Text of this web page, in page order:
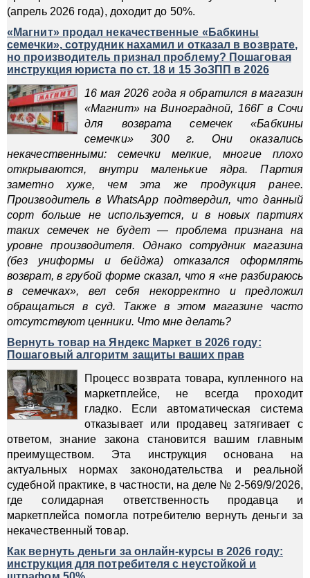
(апрель 2026 года), доходит до 50%.
«Магнит» продал некачественные «Бабкины
семечки», сотрудник нахамил и отказал в возврате,
но производитель признал проблему? Пошаговая
инструкция юриста по ст. 18 и 15 ЗоЗПП в 2026
16 мая 2026 года я обратился в магазин
«Магнит» на Виноградной, 166Г в Сочи
для возврата семечек «Бабкины
семечки» 300 г. Они оказались
некачественными: семечки мелкие, многие плохо
открываются, внутри маленькие ядра. Партия
заметно хуже, чем эта же продукция ранее.
Производитель в WhatsApp подтвердил, что данный
сорт больше не используется, и в новых партиях
таких семечек не будет — проблема признана на
уровне производителя. Однако сотрудник магазина
(без униформы и бейджа) отказался оформлять
возврат, в грубой форме сказал, что я «не разбираюсь
в семечках», вел себя некорректно и предложил
обращаться в суд. Также в этом магазине часто
отсутствуют ценники. Что мне делать?
Вернуть товар на Яндекс Маркет в 2026 году:
Пошаговый алгоритм защиты ваших прав
Процесс возврата товара, купленного на
маркетплейсе, не всегда проходит
гладко. Если автоматическая система
отказывает или продавец затягивает с
ответом, знание закона становится вашим главным
преимуществом. Эта инструкция основана на
актуальных нормах законодательства и реальной
судебной практике, в частности, на деле № 2-569/9/2026,
где солидарная ответственность продавца и
маркетплейса помогла потребителю вернуть деньги за
некачественный товар.
Как вернуть деньги за онлайн-курсы в 2026 году:
инструкция для потребителя с неустойкой и